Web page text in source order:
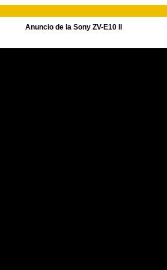
Anuncio de la Sony ZV-E10 II